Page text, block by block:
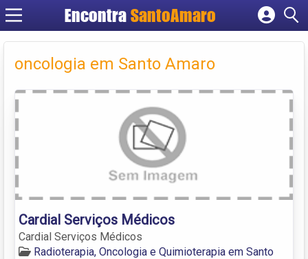
Encontra SantoAmaro
Cadastrar empresa
Criar conta
oncologia em Santo Amaro
Cardial Serviços Médicos
Cardial Serviços Médicos
Radioterapia, Oncologia e Quimioterapia em Santo